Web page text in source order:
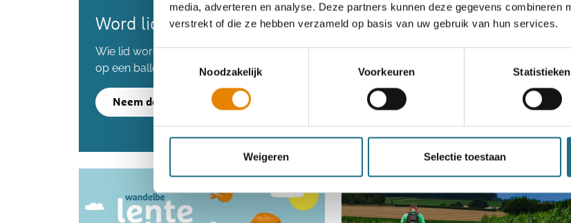
media, adverteren en analyse. Deze partners kunnen deze gegevens combineren
verstrekt of die ze hebben verzameld op basis van uw gebruik van hun services.
Toestemmingsselectie
Noodzakelijk
Voorkeuren Statistieken
Weigeren Selectie toestaan
Word lid en maak kans op een ballonvaart
Wie lid wordt voordat we de 80.000 leden bereiken kan kans maken
op een ballonvaart.
Neem deel